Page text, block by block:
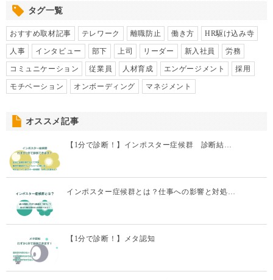
タグ一覧
おすすめ取材記事 テレワーク 離職防止 働き方 HR駆け込み寺
人事 インタビュー 部下 上司 リーダー 新入社員 労務
コミュニケーション 従業員 人材育成 エンゲージメント 採用
モチベーション オンボーディング マネジメント
オススメ記事
【1分で診断！】インポスター症候群 診断結…
インポスター症候群とは？仕事への影響と対処…
【1分で診断！】メタ認知